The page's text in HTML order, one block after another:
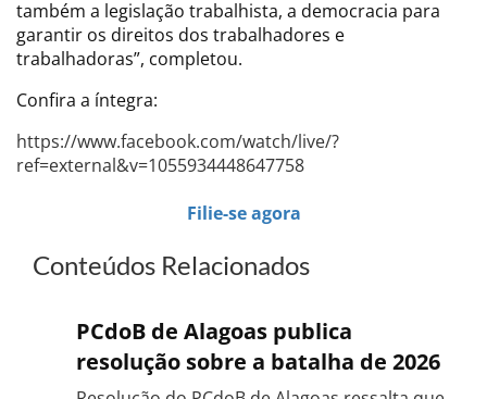
também a legislação trabalhista, a democracia para
garantir os direitos dos trabalhadores e
trabalhadoras”, completou.
Confira a íntegra:
https://www.facebook.com/watch/live/?
ref=external&v=1055934448647758
Filie-se agora
Conteúdos Relacionados
PCdoB de Alagoas publica
resolução sobre a batalha de 2026